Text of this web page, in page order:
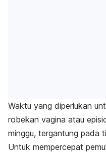
Waktu yang diperlukan
robekan vagina atau
minggu, tergantung pada
Untuk mempercepat